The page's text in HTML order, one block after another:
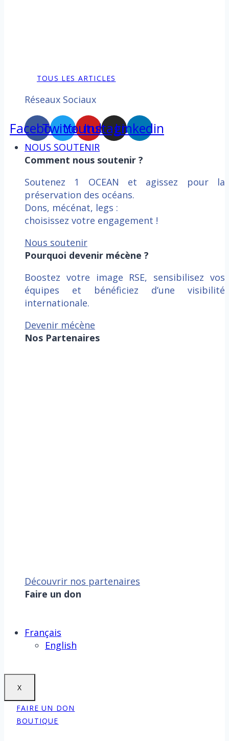
TOUS LES ARTICLES
Réseaux Sociaux
Facebook
TwitterYoutube
Instagram
Linkedin
NOUS SOUTENIR
Comment nous soutenir ?
Soutenez 1 OCEAN et agissez pour la
préservation des océans.
Dons, mécénat, legs :
choisissez votre engagement !
Nous soutenir
Pourquoi devenir mécène ?
Boostez votre image RSE, sensibilisez vos
équipes et bénéficiez d’une visibilité
internationale.
Devenir mécène
Nos Partenaires
Découvrir nos partenaires
Faire un don
Français
English
X
FAIRE UN DON
BOUTIQUE